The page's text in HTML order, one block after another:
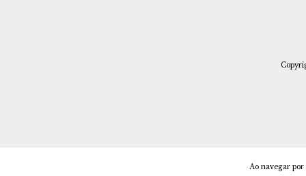
Ao navegar por